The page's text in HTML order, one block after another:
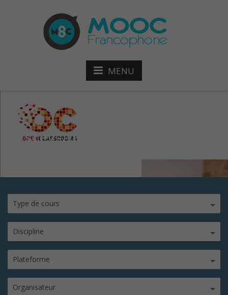
MENU
testez-app-php
Type de cours
Discipline
Plateforme
Organisateur